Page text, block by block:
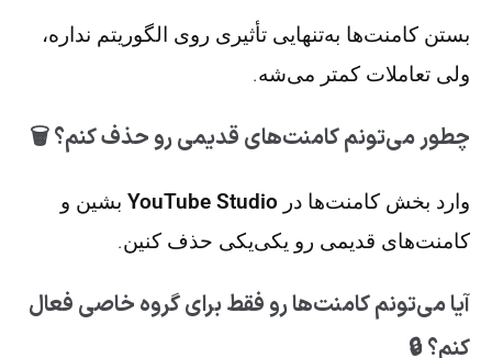
بستن کامنت‌ها به‌تنهایی تأثیری روی الگوریتم نداره،
ولی تعاملات کمتر می‌شه.
چطور می‌تونم کامنت‌های قدیمی رو حذف کنم؟ 🗑️
وارد بخش کامنت‌ها در YouTube Studio بشین و
کامنت‌های قدیمی رو یکی‌یکی حذف کنین.
آیا می‌تونم کامنت‌ها رو فقط برای گروه خاصی فعال
کنم؟ 🔒